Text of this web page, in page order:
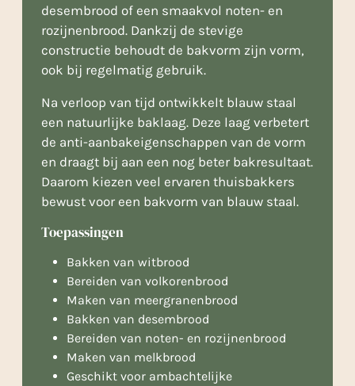
desembrood of een smaakvol noten- en
rozijnenbrood. Dankzij de stevige
constructie behoudt de bakvorm zijn vorm,
ook bij regelmatig gebruik.
Na verloop van tijd ontwikkelt blauw staal
een natuurlijke baklaag. Deze laag verbetert
de anti-aanbakeigenschappen van de vorm
en draagt bij aan een nog beter bakresultaat.
Daarom kiezen veel ervaren thuisbakkers
bewust voor een bakvorm van blauw staal.
Toepassingen
Bakken van witbrood
Bereiden van volkorenbrood
Maken van meergranenbrood
Bakken van desembrood
Bereiden van noten- en rozijnenbrood
Maken van melkbrood
Geschikt voor ambachtelijke